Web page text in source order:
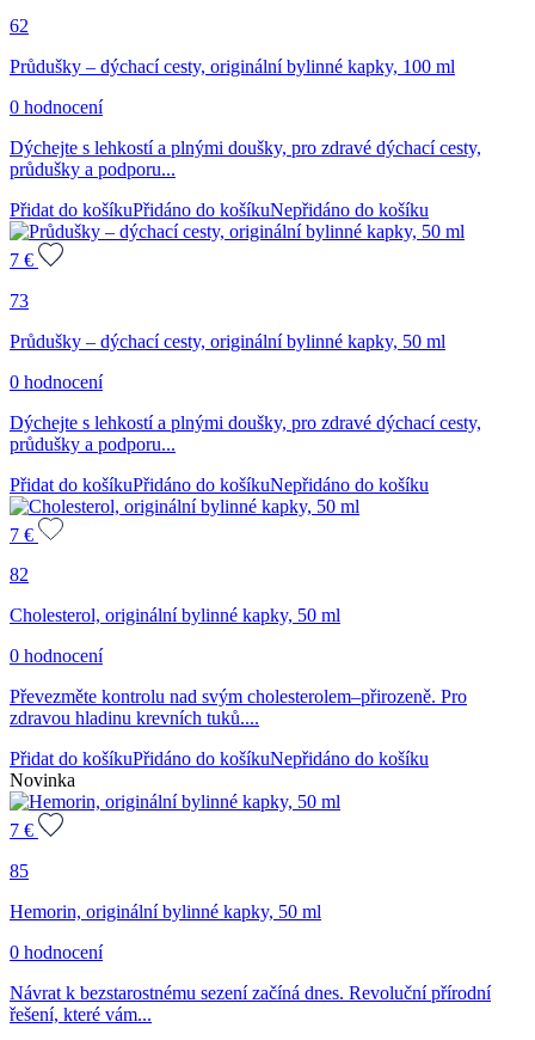
62
Průdušky – dýchací cesty, originální bylinné kapky, 100 ml
0 hodnocení
Dýchejte s lehkostí a plnými doušky, pro zdravé dýchací cesty,
průdušky a podporu...
Přidat do košíkuPřidáno do košíkuNepřidáno do košíku
7 €
73
Průdušky – dýchací cesty, originální bylinné kapky, 50 ml
0 hodnocení
Dýchejte s lehkostí a plnými doušky, pro zdravé dýchací cesty,
průdušky a podporu...
Přidat do košíkuPřidáno do košíkuNepřidáno do košíku
7 €
82
Cholesterol, originální bylinné kapky, 50 ml
0 hodnocení
Převezměte kontrolu nad svým cholesterolem–přirozeně. Pro
zdravou hladinu krevních tuků....
Přidat do košíkuPřidáno do košíkuNepřidáno do košíku
Novinka
7 €
85
Hemorin, originální bylinné kapky, 50 ml
0 hodnocení
Návrat k bezstarostnému sezení začíná dnes. Revoluční přírodní
řešení, které vám...